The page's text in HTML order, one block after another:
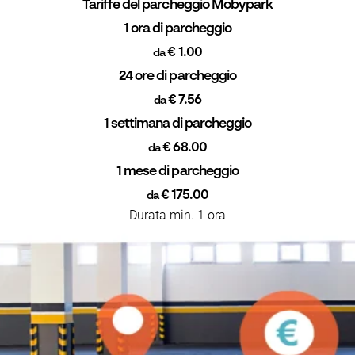
Tariffe del parcheggio Mobypark
1 ora di parcheggio
da€ 1.00
24 ore di parcheggio
da€ 7.56
1 settimana di parcheggio
da€ 68.00
1 mese di parcheggio
da€ 175.00
Durata min. 1 ora